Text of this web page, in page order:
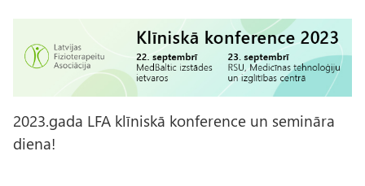
2023.gada LFA klīniskā konference un semināra
diena!